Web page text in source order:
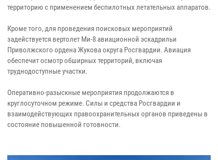
территорию с применением беспилотных летательных аппаратов.
Кроме того, для проведения поисковых мероприятий
задействуется вертолет Ми-8 авиационной эскадрильи
Приволжского ордена Жукова округа Росгвардии. Авиация
обеспечит осмотр обширных территорий, включая
труднодоступные участки.
Оперативно-разыскные мероприятия продолжаются в
круглосуточном режиме. Силы и средства Росгвардии и
взаимодействующих правоохранительных органов приведены в
состояние повышенной готовности.